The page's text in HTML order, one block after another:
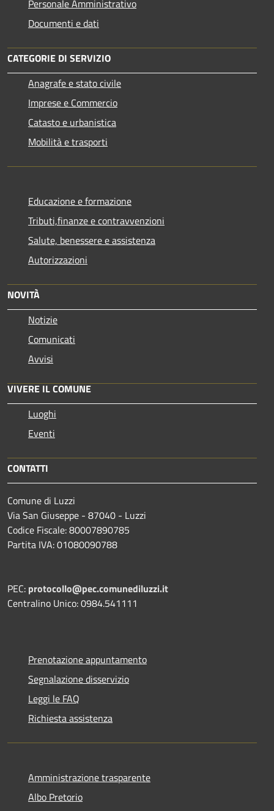
Personale Amministrativo
Documenti e dati
CATEGORIE DI SERVIZIO
Anagrafe e stato civile
Imprese e Commercio
Catasto e urbanistica
Mobilità e trasporti
Educazione e formazione
Tributi,finanze e contravvenzioni
Salute, benessere e assistenza
Autorizzazioni
NOVITÀ
Notizie
Comunicati
Avvisi
VIVERE IL COMUNE
Luoghi
Eventi
CONTATTI
Comune di Luzzi
Via San Giuseppe - 87040 - Luzzi
Codice Fiscale: 80007890785
Partita IVA: 01080090788
PEC: protocollo@pec.comunediluzzi.it
Centralino Unico: 0984.541111
Prenotazione appuntamento
Segnalazione disservizio
Leggi le FAQ
Richiesta assistenza
Amministrazione trasparente
Albo Pretorio